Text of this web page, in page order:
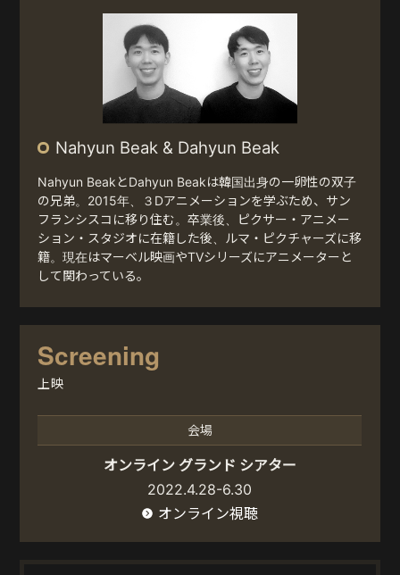
Nahyun Beak & Dahyun Beak
Nahyun BeakとDahyun Beakは韓国出身の一卵性の双子
の兄弟。2015年、３Dアニメーションを学ぶため、サン
フランシスコに移り住む。卒業後、ピクサー・アニメー
ション・スタジオに在籍した後、ルマ・ピクチャーズに移
籍。現在はマーベル映画やTVシリーズにアニメーターと
して関わっている。
Screening
上映
会場
オンライン グランド シアター
2022.4.28-6.30
オンライン視聴